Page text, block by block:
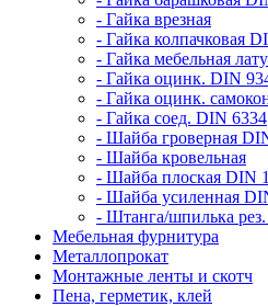
- Гайка врезная
- Гайка колпачковая
- Гайка мебельная
- Гайка оцинк. DIN
- Гайка оцинк.
- Гайка соед. DIN 6334
- Шайба гроверная
- Шайба кровельная
- Шайба плоская DIN
- Шайба усиленная
- Штанга/шпилька
Мебельная фурнитура
Металлопрокат
Монтажные ленты и скотч
Пена, герметик, клей